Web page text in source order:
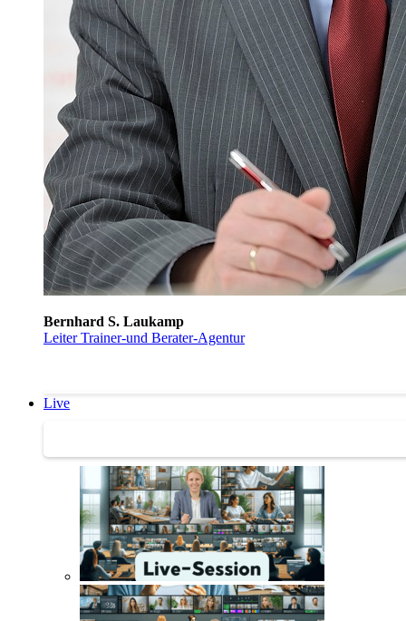
Bernhard S. Laukamp
Leiter Trainer-und Berater-Agentur
Live